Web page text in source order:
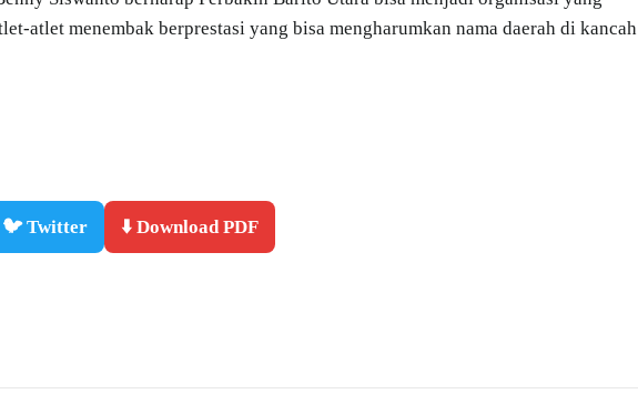
atlet menembak berprestasi yang bisa mengharumkan nama daerah di kancah
🐦 Twitter
⬇️ Download PDF